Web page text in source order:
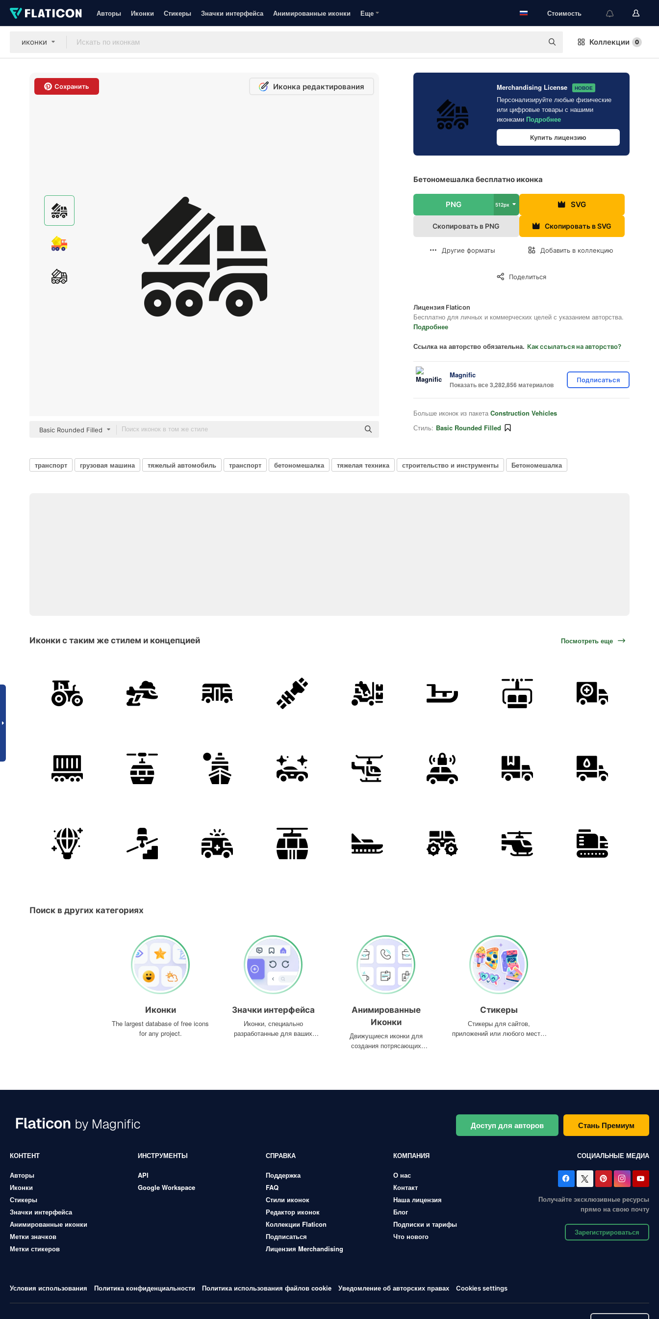
Авторы Иконки Стикеры Значки интерфейса Анимированные иконки Еще Стоимость
иконки Коллекции 0
Сохранить Иконка редактирования
Basic Rounded Filled
Merchandising License НОВОЕ
Персонализируйте любые физические
или цифровые товары с нашими
иконками Подробнее
Купить лицензию
Бетономешалка бесплатно иконка
PNG 512px SVG
Скопировать в PNG Скопировать в SVG
Другие форматы Добавить в коллекцию
Поделиться
Лицензия Flaticon
Бесплатно для личных и коммерческих целей с указанием авторства.
Подробнее
Ссылка на авторство обязательна. Как ссылаться на авторство?
Magnific
Показать все 3,282,856 материалов
Подписаться
Больше иконок из пакета Construction Vehicles
Стиль: Basic Rounded Filled
транспорт грузовая машина тяжелый автомобиль транспорт бетономешалка тяжелая техника строительство и инструменты Бетономешалка
Иконки с таким же стилем и концепцией Посмотреть еще
Поиск в других категориях
Иконки
The largest database of free icons
for any project.
Значки интерфейса
Иконки, специально
разработанные для ваших
Анимированные
Иконки
Движущиеся иконки для
создания потрясающих
Стикеры
Стикеры для сайтов,
приложений или любого места,
Доступ для авторов Стань Премиум
КОНТЕНТ
Авторы
Иконки
Стикеры
Значки интерфейса
Анимированные иконки
Метки значков
Метки стикеров
ИНСТРУМЕНТЫ
API
Google Workspace
СПРАВКА
Поддержка
FAQ
Стили иконок
Редактор иконок
Коллекции Flaticon
Подписаться
Лицензия Merchandising
КОМПАНИЯ
О нас
Контакт
Наша лицензия
Блог
Подписки и тарифы
Что нового
СОЦИАЛЬНЫЕ МЕДИА
Получайте эксклюзивные ресурсы
прямо на свою почту
Зарегистрироваться
Условия использования Политика конфиденциальности Политика использования файлов cookie Уведомление об авторских правах Cookies settings